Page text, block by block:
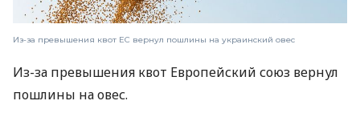
Из-за превышения квот ЕС вернул пошлины на украинский овес
Из-за превышения квот Европейский союз вернул
пошлины на овес.